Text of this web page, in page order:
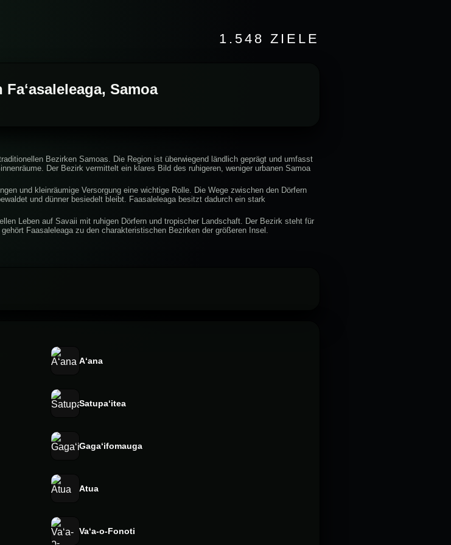
1.548 ZIELE
Samoa
Bezirken Samoas. Die Region ist überwiegend ländlich geprägt und umfasst
Der Bezirk vermittelt ein klares Bild des ruhigeren, weniger urbanen Samoa
und kleinräumige Versorgung eine wichtige Rolle. Die Wege zwischen den Dörfern
und dünner besiedelt bleibt. Faasaleleaga besitzt dadurch ein stark
Leben auf Savaii mit ruhigen Dörfern und tropischer Landschaft. Der Bezirk steht für
Faasaleleaga zu den charakteristischen Bezirken der größeren Insel.
Aʻana
Satupaʻitea
Gagaʻifomauga
Atua
Vaʻa-o-Fonoti